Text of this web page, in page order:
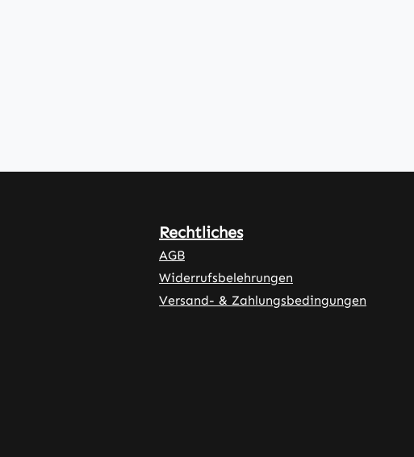
Rechtliches
AGB
Widerrufsbelehrungen
Versand- & Zahlungsbedingungen